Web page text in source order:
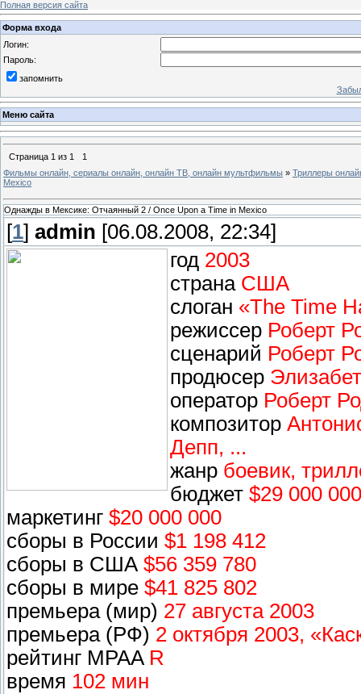
Полная версия сайта
Форма входа
Логин:
Пароль:
запомнить
Меню сайта
Страница 1 из 1
1
Фильмы онлайн, сериалы онлайн, онлайн ТВ, онлайн мультфильмы » Триллеры
Mexico
Однажды в Мексике: Отчаянный 2 / Once Upon a Time in Mexico
[1] admin [06.08.2008, 22:34]
год 2003
страна США
слоган «The Time
режиссер Роберт
сценарий Роберт
продюсер
оператор Роберт
композитор
Депп, ...
жанр боевик,
бюджет $29 000 000
маркетинг $20 000 000
сборы в России $1 198 412
сборы в США $56 359 780
сборы в мире $41 825 802
премьера (мир) 27 августа 2003
премьера (РФ) 2 октября 2003,
рейтинг MPAA R
время 102 мин